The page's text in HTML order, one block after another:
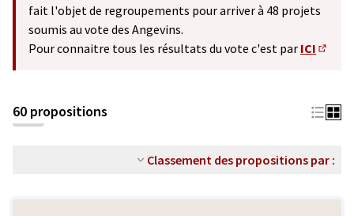
fait l'objet de regroupements pour arriver à 48 projets
soumis au vote des Angevins.
Pour connaitre tous les résultats du vote c'est par ICI
60 propositions
Classement des propositions par :